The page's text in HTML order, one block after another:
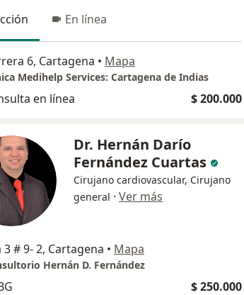
En línea
6, Cartagena • Mapa
Medihelp Services: Cartagena de Indias
en línea $ 200.000
Dr. Hernán Darío
Fernández Cuartas
Cirujano cardiovascular, Cirujano
general · Ver más
3 # 9- 2, Cartagena • Mapa
Hernán D. Fernández
$ 250.000